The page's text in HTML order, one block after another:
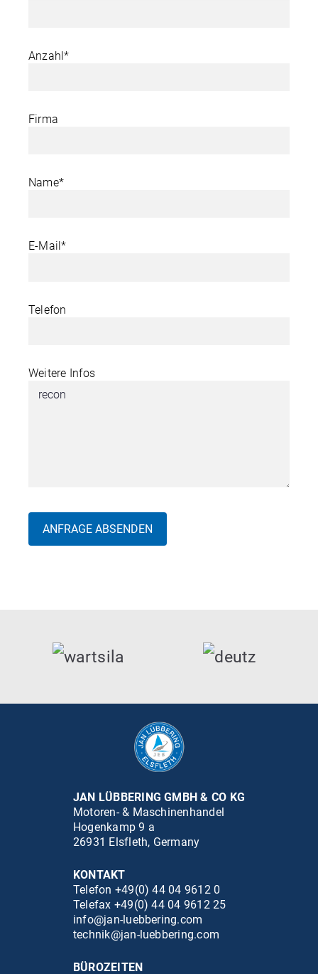
Anzahl*
Firma
Name*
E-Mail*
Telefon
Weitere Infos
JAN LÜBBERING GMBH & CO KG
Motoren- & Maschinenhandel
Hogenkamp 9 a
26931 Elsfleth, Germany
KONTAKT
Telefon +49(0) 44 04 9612 0
Telefax +49(0) 44 04 9612 25
info@jan-luebbering.com
technik@jan-luebbering.com
BÜROZEITEN